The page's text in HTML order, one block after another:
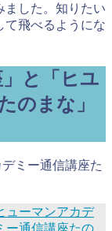
ました。知りたい
て飛べるようにな
と「ヒユ
のまな」
ミー通信講座た
ューマンアカデ
ー通信講座たの